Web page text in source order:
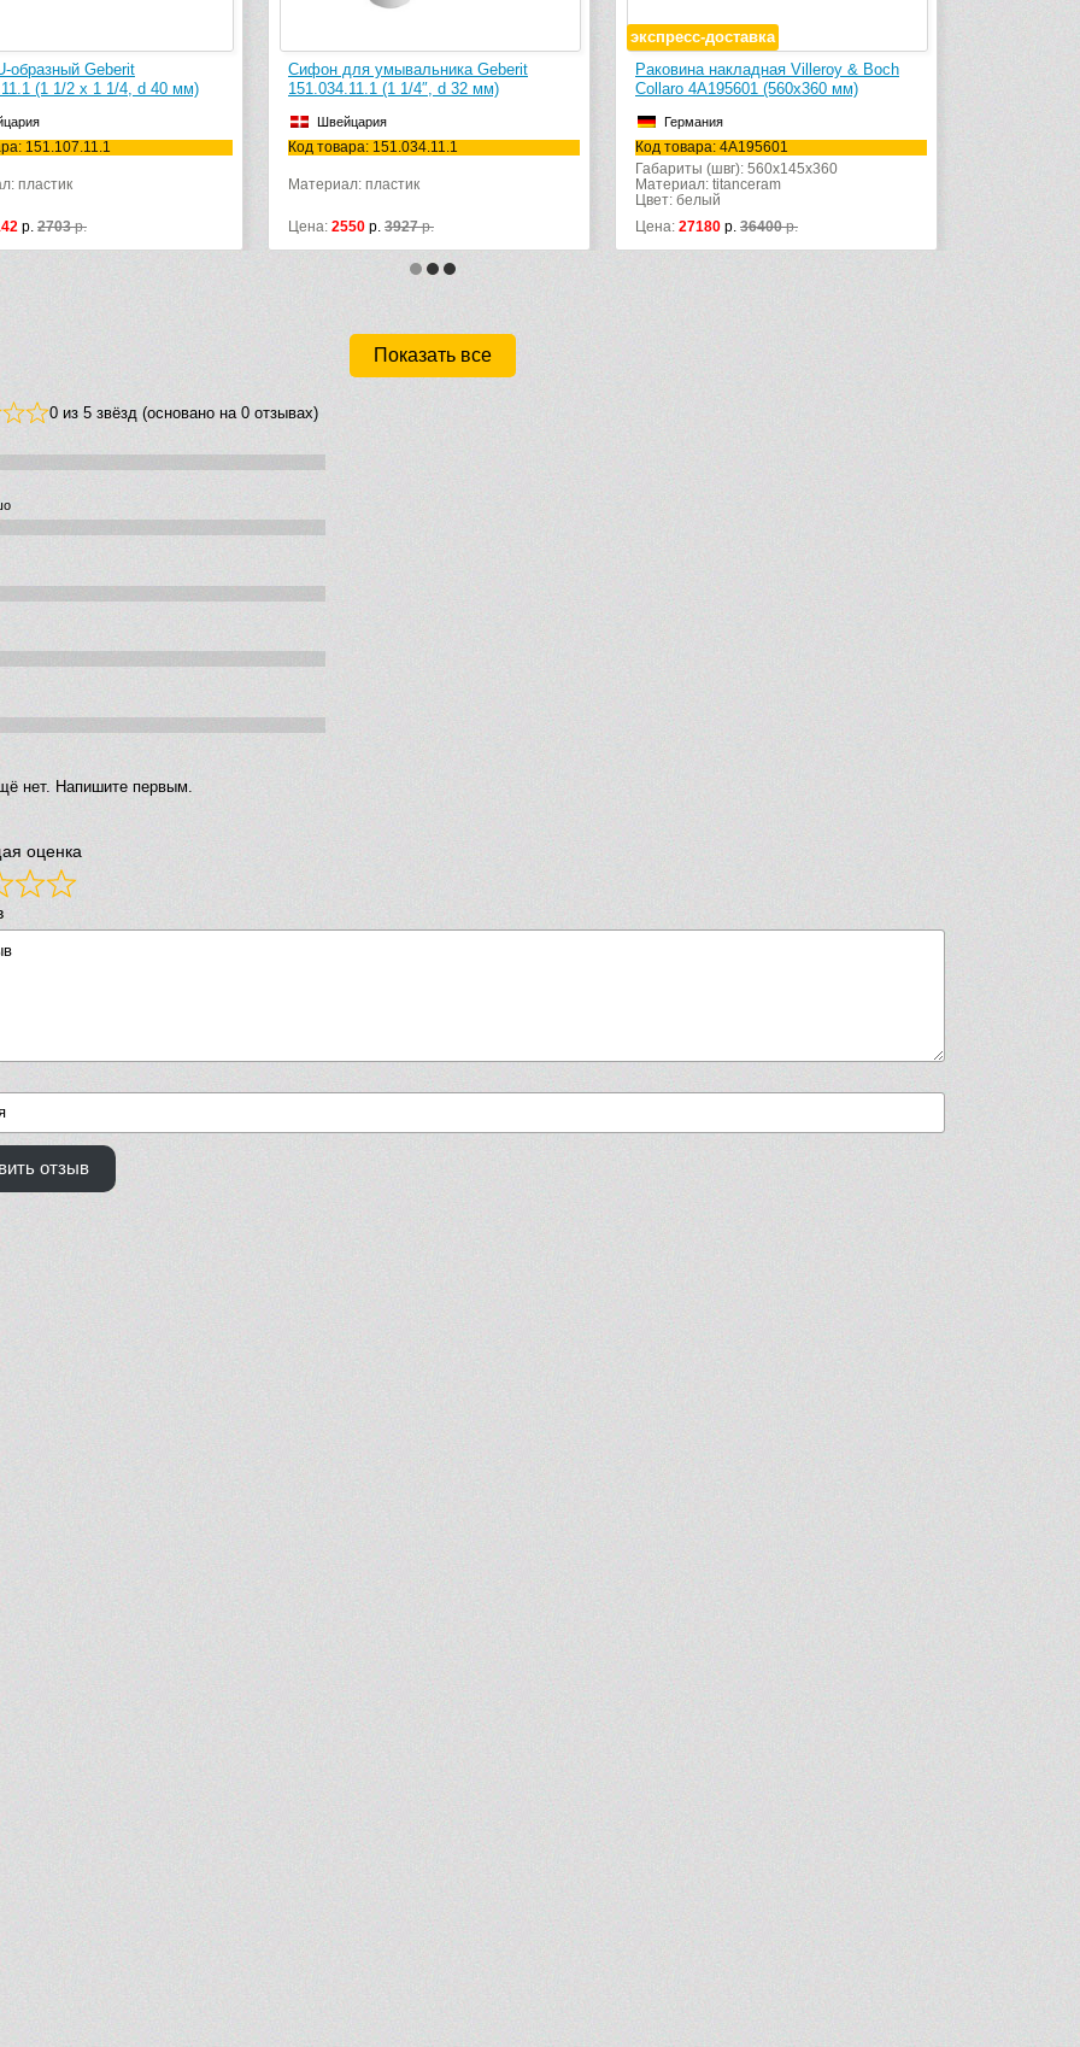
Сифон для умывальника Geberit
151.034.11.1 (1 1/4″, d 32 мм)
Код товара: 151.034.11.1
Раковина накладная Villeroy & Boch
Collaro 4A195601 (560х360 мм)
Код товара: 4A195601
Сифон для умывальника Geberit
151.034.21.1 (151.036.21.1) G 1 ¼, d
Швейцария
Код товара: 151.034.21.1
Цена:
Показать все
0 из 5 звёзд (основано на 0 отзывах)
нет. Напишите первым.
оценка
отзыв